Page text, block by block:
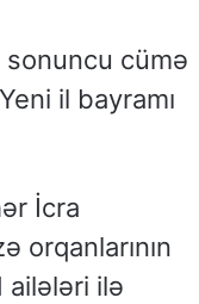
sonuncu cümə
il bayramı
İcra
orqanlarının
ilə